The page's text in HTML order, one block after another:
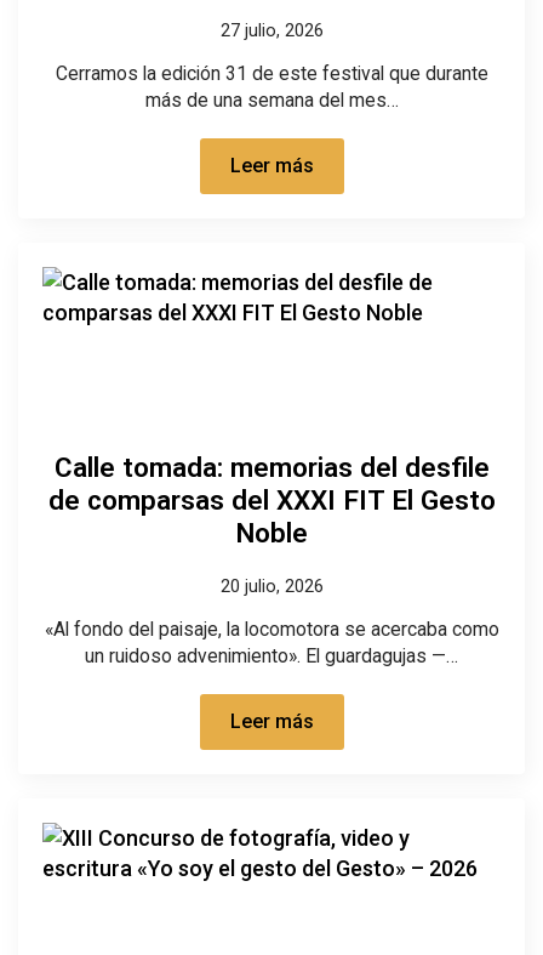
27 julio, 2026
Cerramos la edición 31 de este festival que durante
más de una semana del mes…
Leer más
Calle tomada: memorias del desfile
de comparsas del XXXI FIT El Gesto
Noble
20 julio, 2026
«Al fondo del paisaje, la locomotora se acercaba como
un ruidoso advenimiento». El guardagujas —…
Leer más